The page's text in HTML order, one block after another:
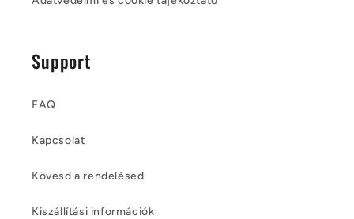
Support
FAQ
Kapcsolat
Kövesd a rendelésed
Kiszállítási információk